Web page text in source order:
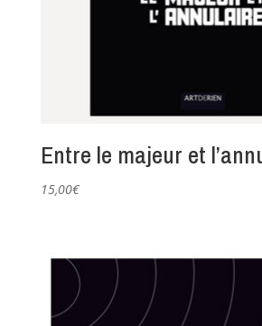
Entre le majeur et
15,00€